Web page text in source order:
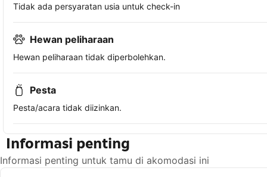
Tidak ada persyaratan usia untuk check-in
Hewan peliharaan
Hewan peliharaan tidak diperbolehkan.
Pesta
Pesta/acara tidak diizinkan.
Informasi penting
Informasi penting untuk tamu di akomodasi ini